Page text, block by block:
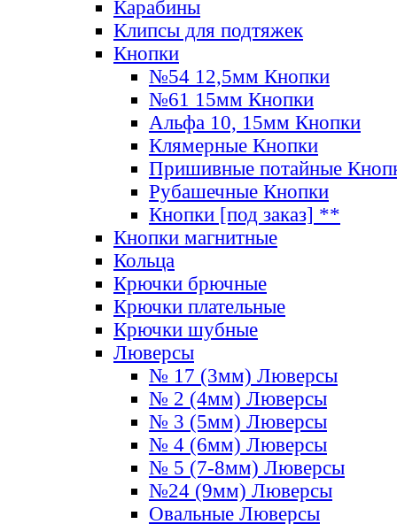
Карабины
Клипсы для подтяжек
Кнопки
№54 12,5мм Кнопки
№61 15мм Кнопки
Альфа 10, 15мм Кнопки
Клямерные Кнопки
Пришивные потайные
Рубашечные Кнопки
Кнопки [под заказ] **
Кнопки магнитные
Кольца
Крючки брючные
Крючки плательные
Крючки шубные
Люверсы
№ 17 (3мм) Люверсы
№ 2 (4мм) Люверсы
№ 3 (5мм) Люверсы
№ 4 (6мм) Люверсы
№ 5 (7-8мм) Люверсы
№24 (9мм) Люверсы
Овальные Люверсы